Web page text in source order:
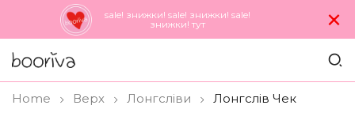
sale! знижки! sale! знижки! sale!
знижки! тут
×
Home Верх Лонгсліви Лонгслів Чек